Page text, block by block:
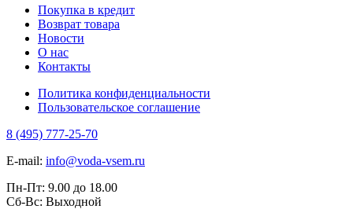
Покупка в кредит
Возврат товара
Новости
О нас
Контакты
Политика конфиденциальности
Пользовательское соглашение
8 (495) 777-25-70
E-mail: info@voda-vsem.ru
Пн-Пт: 9.00 до 18.00
Сб-Вс: Выходной